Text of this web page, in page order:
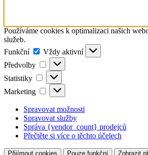
Používáme cookies k optimalizaci našich
služeb.
Funkční
Funkční
Vždy aktivní
Předvolby
Předvolby
Statistiky Statistiky
Marketing Marketing
Spravovat možnosti
Spravovat služby
Správa {vendor_count} prodejců
Přečtěte si více o těchto účelech
Přijímout cookies Pouze funkční
Zobrazit